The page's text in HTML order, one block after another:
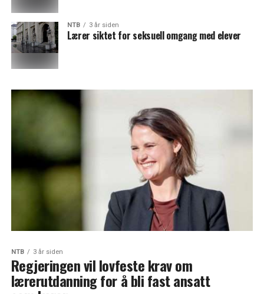
NTB 3 år siden
Lærer siktet for seksuell omgang med elever
NTB 3 år siden
Regjeringen vil lovfeste krav om
lærerutdanning for å bli fast ansatt